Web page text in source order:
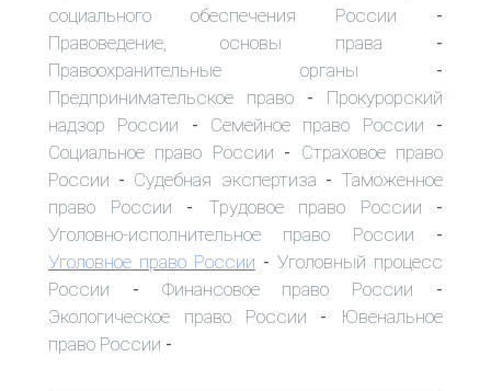
социального обеспечения России -
Правоведение, основы права -
Правоохранительные органы -
Предпринимательское право - Прокурорский
надзор России - Семейное право России -
Социальное право России - Страховое право
России - Судебная экспертиза - Таможенное
право России - Трудовое право России -
Уголовно-исполнительное право России -
Уголовное право России - Уголовный процесс
России - Финансовое право России -
Экологическое право России -
Ювенальное
право России -